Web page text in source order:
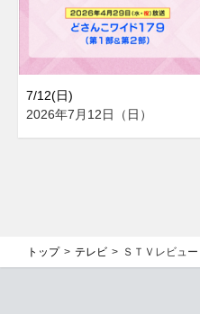
7/12(日)
2026年7月12日（日）
トップ テレビ ＳＴＶレビュー